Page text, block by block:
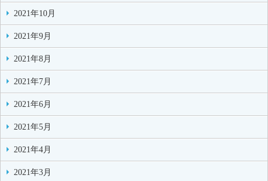
2021年10月
2021年9月
2021年8月
2021年7月
2021年6月
2021年5月
2021年4月
2021年3月